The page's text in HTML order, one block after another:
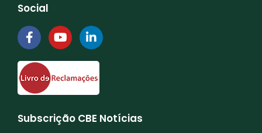
Social
F
a
c
e
b
o
k
-
Y
o
u
t
u
L
i
n
k
e
n
-
Subscrição CBE Notícias